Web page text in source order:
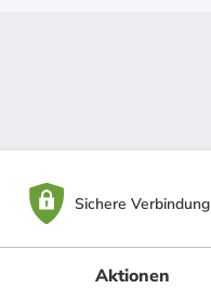
Sichere Verbindung
Aktionen